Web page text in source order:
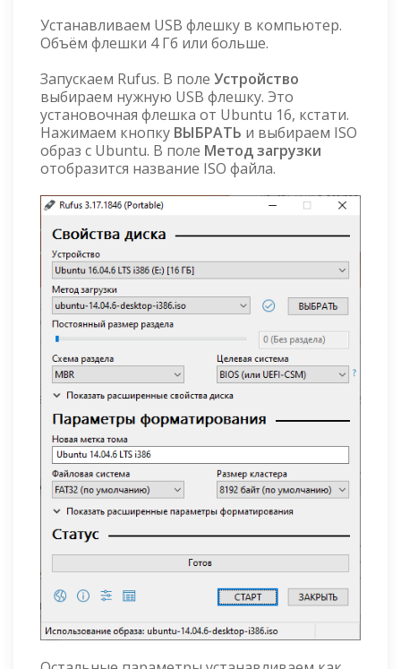
Устанавливаем USB флешку в компьютер.
Объём флешки 4 Гб или больше.
Запускаем Rufus. В поле Устройство
выбираем нужную USB флешку. Это
установочная флешка от Ubuntu 16, кстати.
Нажимаем кнопку ВЫБРАТЬ и выбираем ISO
образ с Ubuntu. В поле Метод загрузки
отобразится название ISO файла.